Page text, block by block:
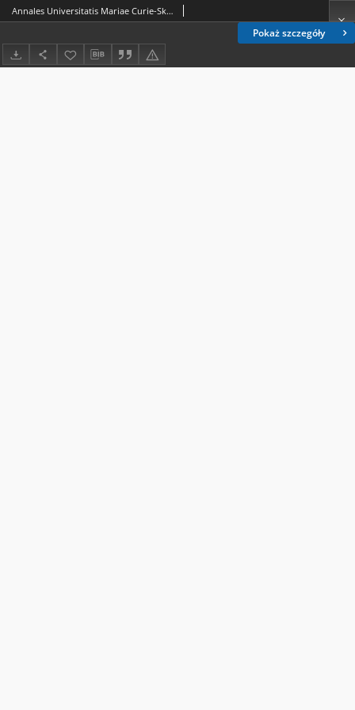
Pokaż szczegóły
Annales Universitatis Mariae Curie-Skłodowska. Sectio H, Oeconomia. Vol. 15/16 (1981/1982) - Spis treści